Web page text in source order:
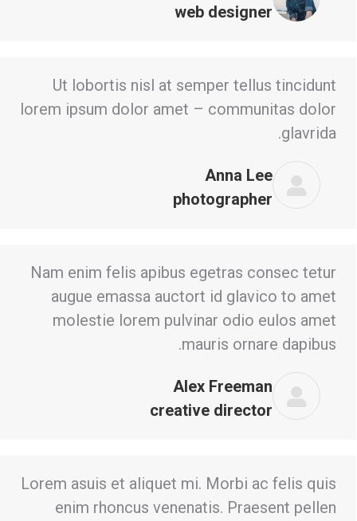
web designer
Ut lobortis nisl at semper tellus tincidunt
lorem ipsum dolor amet – communitas dolor
glavrida.
Anna Lee
photographer
Nam enim felis apibus egetras consec tetur
augue emassa auctort id glavico to amet
molestie lorem pulvinar odio eulos amet
mauris ornare dapibus.
Alex Freeman
creative director
Lorem asuis et aliquet mi. Morbi ac felis quis
enim rhoncus venenatis. Praesent pellen